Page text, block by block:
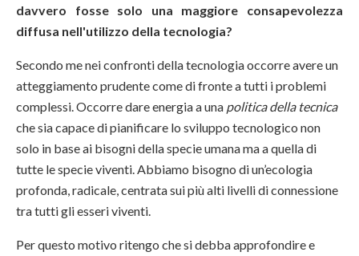
davvero fosse solo una maggiore consapevolezza
diffusa nell'utilizzo della tecnologia?
Secondo me nei confronti della tecnologia occorre avere un
atteggiamento prudente come di fronte a tutti i problemi
complessi. Occorre dare energia a una politica della tecnica
che sia capace di pianificare lo sviluppo tecnologico non
solo in base ai bisogni della specie umana ma a quella di
tutte le specie viventi. Abbiamo bisogno di un’ecologia
profonda, radicale, centrata sui più alti livelli di connessione
tra tutti gli esseri viventi.
Per questo motivo ritengo che si debba approfondire e